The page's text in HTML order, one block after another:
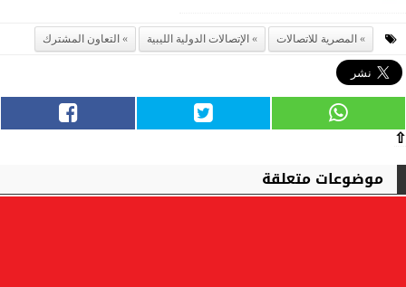
المصرية للاتصالات الإتصالات الدولية الليبية التعاون المشترك
⇧
موضوعات متعلقة